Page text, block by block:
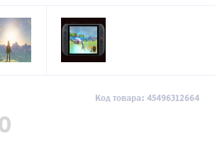
Код товара: 45496312664